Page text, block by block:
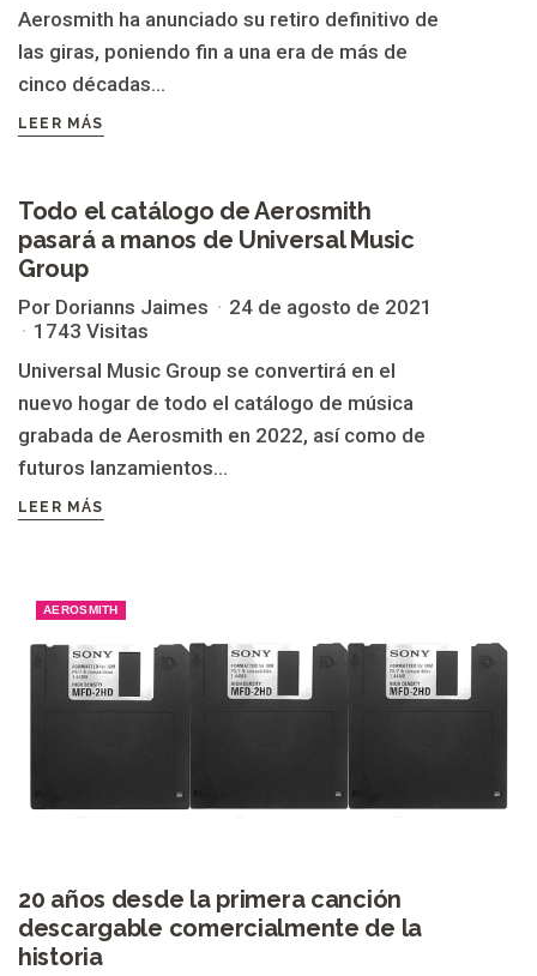
Aerosmith ha anunciado su retiro definitivo de
las giras, poniendo fin a una era de más de
cinco décadas...
LEER MÁS
Todo el catálogo de Aerosmith
pasará a manos de Universal Music
Group
Por Dorianns Jaimes
24 de agosto de 2021
1743 Visitas
Universal Music Group se convertirá en el
nuevo hogar de todo el catálogo de música
grabada de Aerosmith en 2022, así como de
futuros lanzamientos...
LEER MÁS
AEROSMITH
20 años desde la primera canción
descargable comercialmente de la
historia